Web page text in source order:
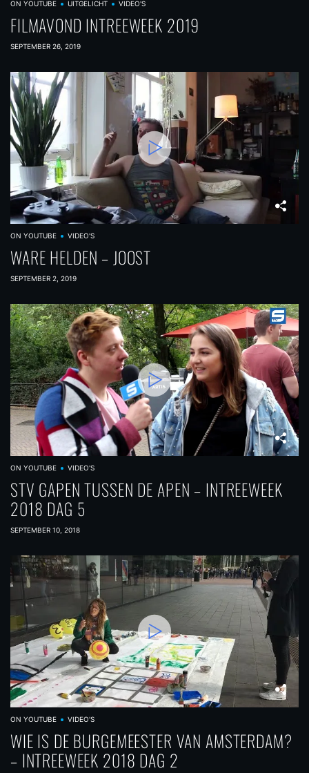
ON YOUTUBE UITGELICHT VIDEO'S
FILMAVOND INTREEWEEK 2019
SEPTEMBER 26, 2019
ON YOUTUBE VIDEO'S
WARE HELDEN – JOOST
SEPTEMBER 2, 2019
ON YOUTUBE VIDEO'S
STV GAPEN TUSSEN DE APEN – INTREEWEEK
2018 DAG 5
SEPTEMBER 10, 2018
ON YOUTUBE VIDEO'S
WIE IS DE BURGEMEESTER VAN AMSTERDAM?
– INTREEWEEK 2018 DAG 2